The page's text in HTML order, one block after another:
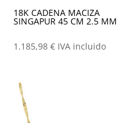
18K CADENA MACIZA
SINGAPUR 45 CM 2.5 MM
1.185,98€ IVA incluido